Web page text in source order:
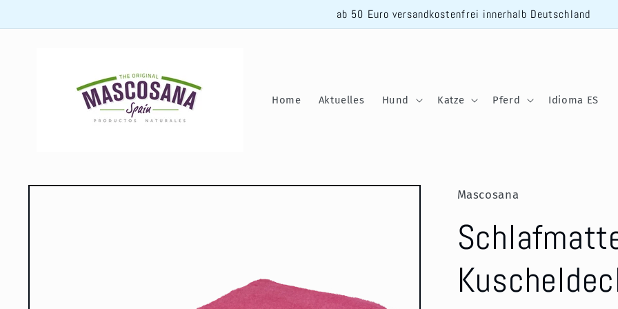
Inhalt
ab 50 Euro versandkostenfrei innerhalb Deutschland
Home Aktuelles Hund Katze Pferd Idioma ES
Zu
Mascosana